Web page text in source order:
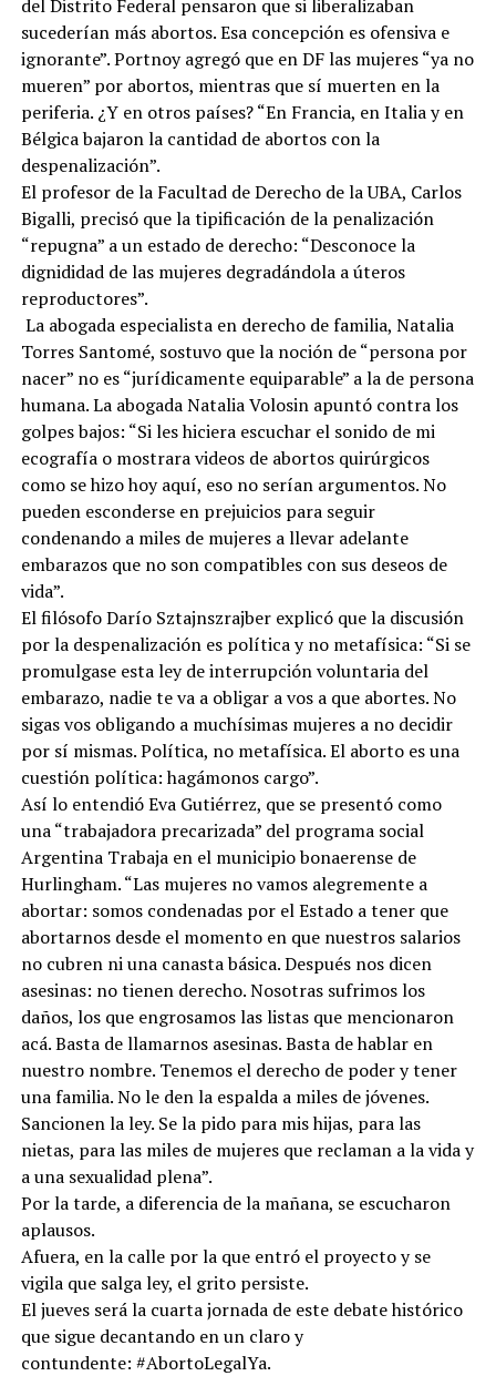
del Distrito Federal pensaron que si liberalizaban
sucederían más abortos. Esa concepción es ofensiva e
ignorante”. Portnoy agregó que en DF las mujeres “ya no
mueren” por abortos, mientras que sí muerten en la
periferia. ¿Y en otros países? “En Francia, en Italia y en
Bélgica bajaron la cantidad de abortos con la
despenalización”.
El profesor de la Facultad de Derecho de la UBA, Carlos
Bigalli, precisó que la tipificación de la penalización
“repugna” a un estado de derecho: “Desconoce la
dignididad de las mujeres degradándola a úteros
reproductores”.
La abogada especialista en derecho de familia, Natalia
Torres Santomé, sostuvo que la noción de “persona por
nacer” no es “jurídicamente equiparable” a la de persona
humana. La abogada Natalia Volosin apuntó contra los
golpes bajos: “Si les hiciera escuchar el sonido de mi
ecografía o mostrara videos de abortos quirúrgicos
como se hizo hoy aquí, eso no serían argumentos. No
pueden esconderse en prejuicios para seguir
condenando a miles de mujeres a llevar adelante
embarazos que no son compatibles con sus deseos de
vida”.
El filósofo Darío Sztajnszrajber explicó que la discusión
por la despenalización es política y no metafísica: “Si se
promulgase esta ley de interrupción voluntaria del
embarazo, nadie te va a obligar a vos a que abortes. No
sigas vos obligando a muchísimas mujeres a no decidir
por sí mismas. Política, no metafísica. El aborto es una
cuestión política: hagámonos cargo”.
Así lo entendió Eva Gutiérrez, que se presentó como
una “trabajadora precarizada” del programa social
Argentina Trabaja en el municipio bonaerense de
Hurlingham. “Las mujeres no vamos alegremente a
abortar: somos condenadas por el Estado a tener que
abortarnos desde el momento en que nuestros salarios
no cubren ni una canasta básica. Después nos dicen
asesinas: no tienen derecho. Nosotras sufrimos los
daños, los que engrosamos las listas que mencionaron
acá. Basta de llamarnos asesinas. Basta de hablar en
nuestro nombre. Tenemos el derecho de poder y tener
una familia. No le den la espalda a miles de jóvenes.
Sancionen la ley. Se la pido para mis hijas, para las
nietas, para las miles de mujeres que reclaman a la vida y
a una sexualidad plena”.
Por la tarde, a diferencia de la mañana, se escucharon
aplausos.
Afuera, en la calle por la que entró el proyecto y se
vigila que salga ley, el grito persiste.
El jueves será la cuarta jornada de este debate histórico
que sigue decantando en un claro y
contundente: #AbortoLegalYa.